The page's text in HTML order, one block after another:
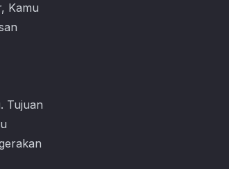
Kamu
Tujuan